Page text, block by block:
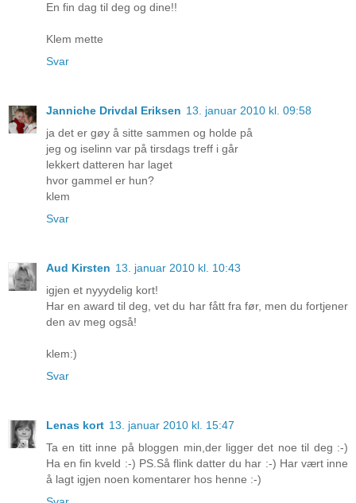
En fin dag til deg og dine!!
Klem mette
Svar
Janniche Drivdal Eriksen 13. januar 2010 kl. 09:58
ja det er gøy å sitte sammen og holde på
jeg og iselinn var på tirsdags treff i går
lekkert datteren har laget
hvor gammel er hun?
klem
Svar
Aud Kirsten 13. januar 2010 kl. 10:43
igjen et nyyydelig kort!
Har en award til deg, vet du har fått fra før, men du fortjener
den av meg også!
klem:)
Svar
Lenas kort 13. januar 2010 kl. 15:47
Ta en titt inne på bloggen min,der ligger det noe til deg :-)
Ha en fin kveld :-) PS.Så flink datter du har :-) Har vært inne
å lagt igjen noen komentarer hos henne :-)